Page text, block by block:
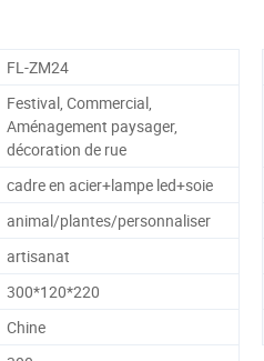
FL-ZM24
Festival, Commercial,
Aménagement paysager,
décoration de rue
cadre en acier+lampe led+soie
animal/plantes/personnaliser
artisanat
300*120*220
Chine